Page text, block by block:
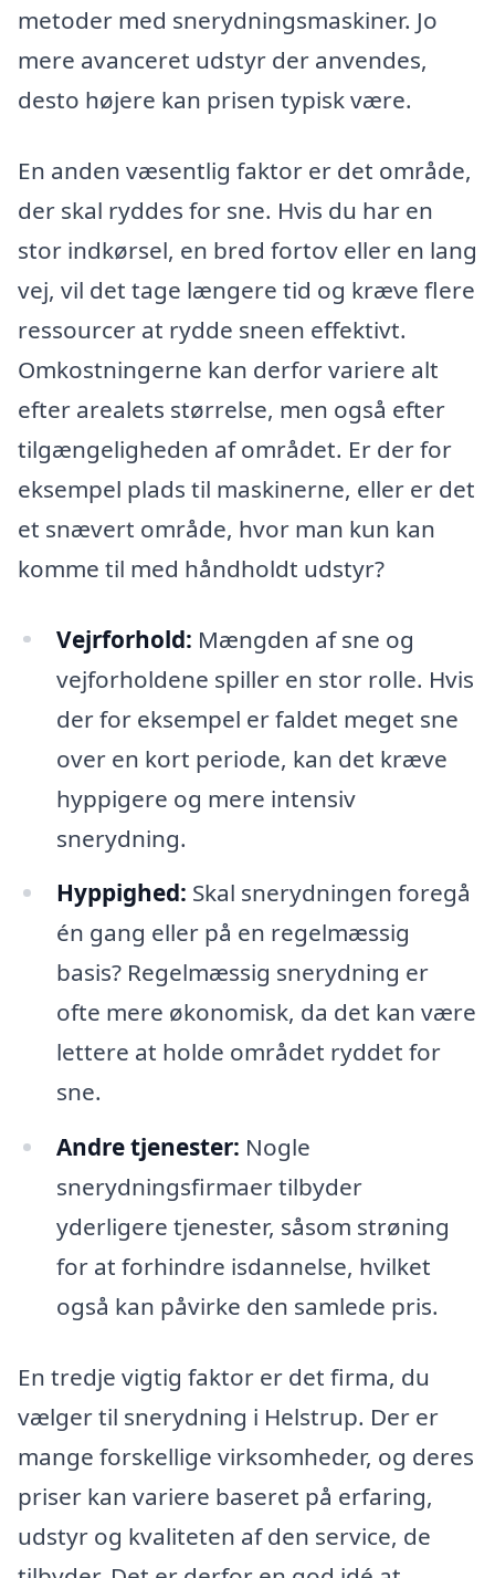
metoder med snerydningsmaskiner. Jo
mere avanceret udstyr der anvendes,
desto højere kan prisen typisk være.
En anden væsentlig faktor er det område,
der skal ryddes for sne. Hvis du har en
stor indkørsel, en bred fortov eller en lang
vej, vil det tage længere tid og kræve flere
ressourcer at rydde sneen effektivt.
Omkostningerne kan derfor variere alt
efter arealets størrelse, men også efter
tilgængeligheden af området. Er der for
eksempel plads til maskinerne, eller er det
et snævert område, hvor man kun kan
komme til med håndholdt udstyr?
Vejrforhold: Mængden af sne og
vejforholdene spiller en stor rolle. Hvis
der for eksempel er faldet meget sne
over en kort periode, kan det kræve
hyppigere og mere intensiv
snerydning.
Hyppighed: Skal snerydningen foregå
én gang eller på en regelmæssig
basis? Regelmæssig snerydning er
ofte mere økonomisk, da det kan være
lettere at holde området ryddet for
sne.
Andre tjenester: Nogle
snerydningsfirmaer tilbyder
yderligere tjenester, såsom strøning
for at forhindre isdannelse, hvilket
også kan påvirke den samlede pris.
En tredje vigtig faktor er det firma, du
vælger til snerydning i Helstrup. Der er
mange forskellige virksomheder, og deres
priser kan variere baseret på erfaring,
udstyr og kvaliteten af den service, de